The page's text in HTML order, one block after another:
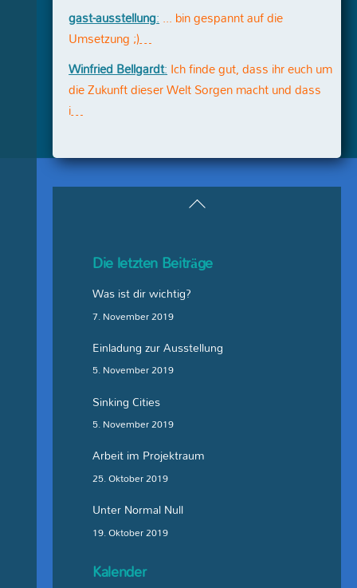
gast-ausstellung:... bin gespannt auf die
Umsetzung ;)…
Winfried Bellgardt:Ich finde gut, dass ihr euch um
die Zukunft dieser Welt Sorgen macht und dass
i…
Back
Die letzten Beiträge
Was ist dir wichtig?
7. November 2019
Einladung zur Ausstellung
5. November 2019
Sinking Cities
5. November 2019
Arbeit im Projektraum
25. Oktober 2019
Unter Normal Null
19. Oktober 2019
Kalender